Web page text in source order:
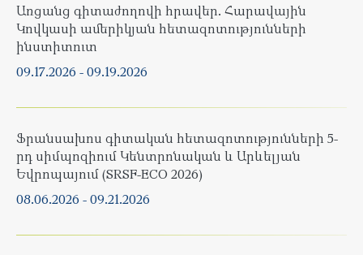
Առցանց գիտաժողովի հրավեր. Հարավային
Կովկասի ամերիկյան հետազոտությունների
ինստիտուտ
09.17.2026 -09.19.2026
Ֆրանսախոս գիտական հետազոտությունների 5-
րդ սիմպոզիում Կենտրոնական և Արևելյան
Եվրոպայում (SRSF-ECO 2026)
08.06.2026 -09.21.2026